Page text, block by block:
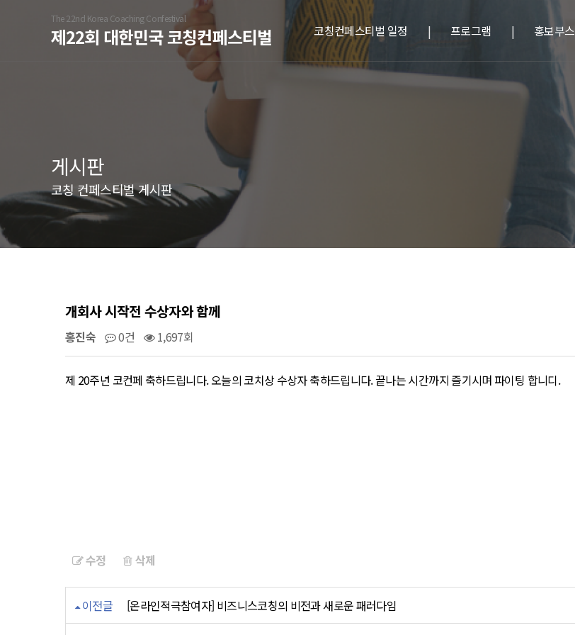
The 22nd Korea Coaching Confestival
제22회 대한민국 코칭컨페스티벌 코칭컨페스티벌 일정 프로그램 홍보부스
게시판
코칭 컨페스티벌 게시판
개회사 시작전 수상자와 함께
홍진숙 0건 1,697회
제 20주년 코컨페 축하드립니다. 오늘의 코치상 수상자 축하드립니다. 끝나는 시간까지 즐기시며 파이팅 합니디.
수정 삭제
이전글 [온라인적극참여자] 비즈니스코칭의 비전과 새로운 패러다임